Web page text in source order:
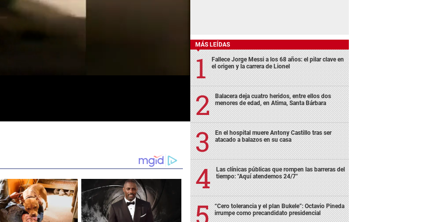
MÁS LEÍDAS
Fallece Jorge Messi a los 68 años: el pilar clave en
el origen y la carrera de Lionel
Balacera deja cuatro heridos, entre ellos dos
menores de edad, en Atima, Santa Bárbara
En el hospital muere Antony Castillo tras ser
atacado a balazos en su casa
Las clínicas públicas que rompen las barreras del
tiempo: "Aquí atendemos 24/7"
“Cero tolerancia y el plan Bukele”: Octavio Pineda
irrumpe como precandidato presidencial